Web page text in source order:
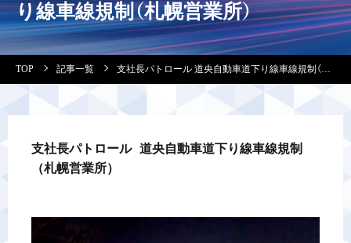
会社案内・実績紹介
り線車線規制（札幌営業所）
TOP 記事一覧 支社長パトロール 道央自動車道下り線車線規制（札幌営業所）
支社長パトロール 道央自動車道下り線車線規制
（札幌営業所）